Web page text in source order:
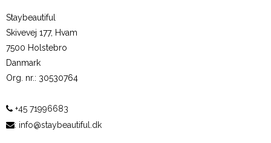
Staybeautiful
Skivevej 177, Hvam
7500 Holstebro
Danmark
Org. nr.: 30530764
+45 71996683
: info@staybeautiful.dk